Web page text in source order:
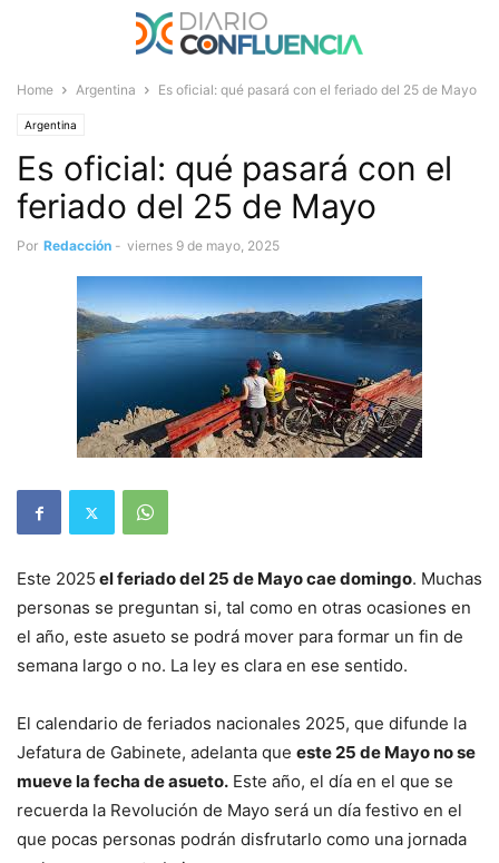
Home Argentina Es oficial: qué pasará con el feriado del 25 de Mayo
Argentina
Es oficial: qué pasará con el
feriado del 25 de Mayo
Por Redacción - viernes 9 de mayo, 2025
Este 2025 el feriado del 25 de Mayo cae domingo. Muchas
personas se preguntan si, tal como en otras ocasiones en
el año, este asueto se podrá mover para formar un fin de
semana largo o no. La ley es clara en ese sentido.
El calendario de feriados nacionales 2025, que difunde la
Jefatura de Gabinete, adelanta que este 25 de Mayo no se
mueve la fecha de asueto. Este año, el día en el que se
recuerda la Revolución de Mayo será un día festivo en el
que pocas personas podrán disfrutarlo como una jornada